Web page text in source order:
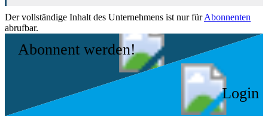
Der vollständige Inhalt des Unternehmens ist nur fürAbonnenten
abrufbar.
Abonnent werden!
Login